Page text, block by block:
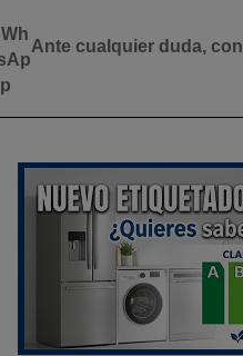
MICRÓFONO
LED
XO
cantidad
Ante cualquier duda,